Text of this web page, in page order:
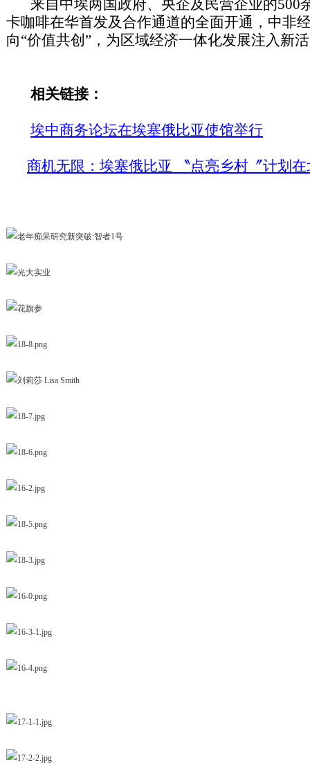
来自中埃两国政府、央企及民营企业的500
卡咖啡在华首发及合作通道的全面开通，中非
向“价值共创”，为区域经济一体化发展注入新
相关链接：
埃中商务论坛在埃塞俄比亚使馆举行
商机无限：埃塞俄比亚 〝点亮乡村〞计划